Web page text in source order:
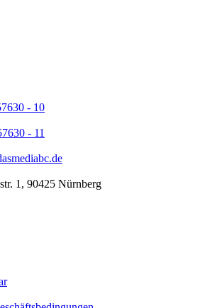
- 10
- 11
1, 90425 Nürnberg